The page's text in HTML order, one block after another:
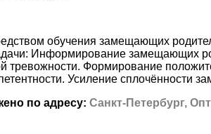
обучения замещающих
Информирование замещающих
тревожности. Формирование
Усиление сплочённости
по адресу: Санкт-Петербург,